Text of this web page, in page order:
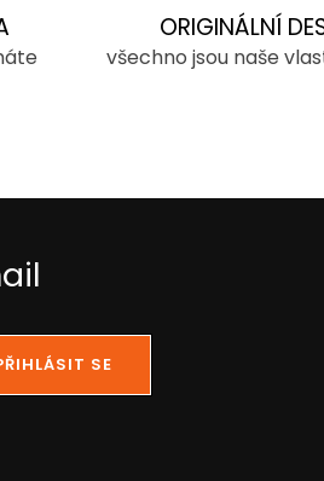
ORIGINÁLNÍ
všechno jsou naše
SE